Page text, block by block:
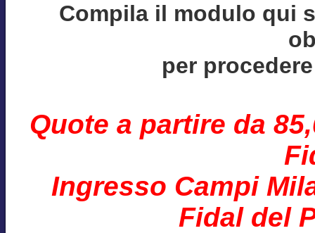
Compila il modulo qui
per
Quote a partire da
Ingresso Campi
Fidal del